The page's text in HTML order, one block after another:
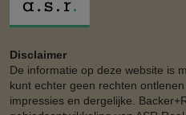
Disclaimer
De informatie op deze website is
kunt echter geen rechten
impressies en dergelijke.